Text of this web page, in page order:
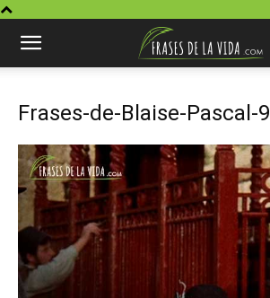
Frases-de-Blaise-Pascal-9